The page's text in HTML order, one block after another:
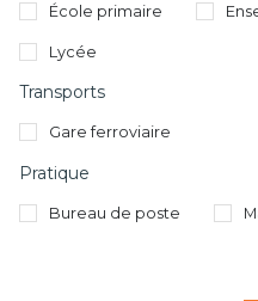
École primaire
Lycée
Transports
Gare ferroviaire
Pratique
Bureau de poste